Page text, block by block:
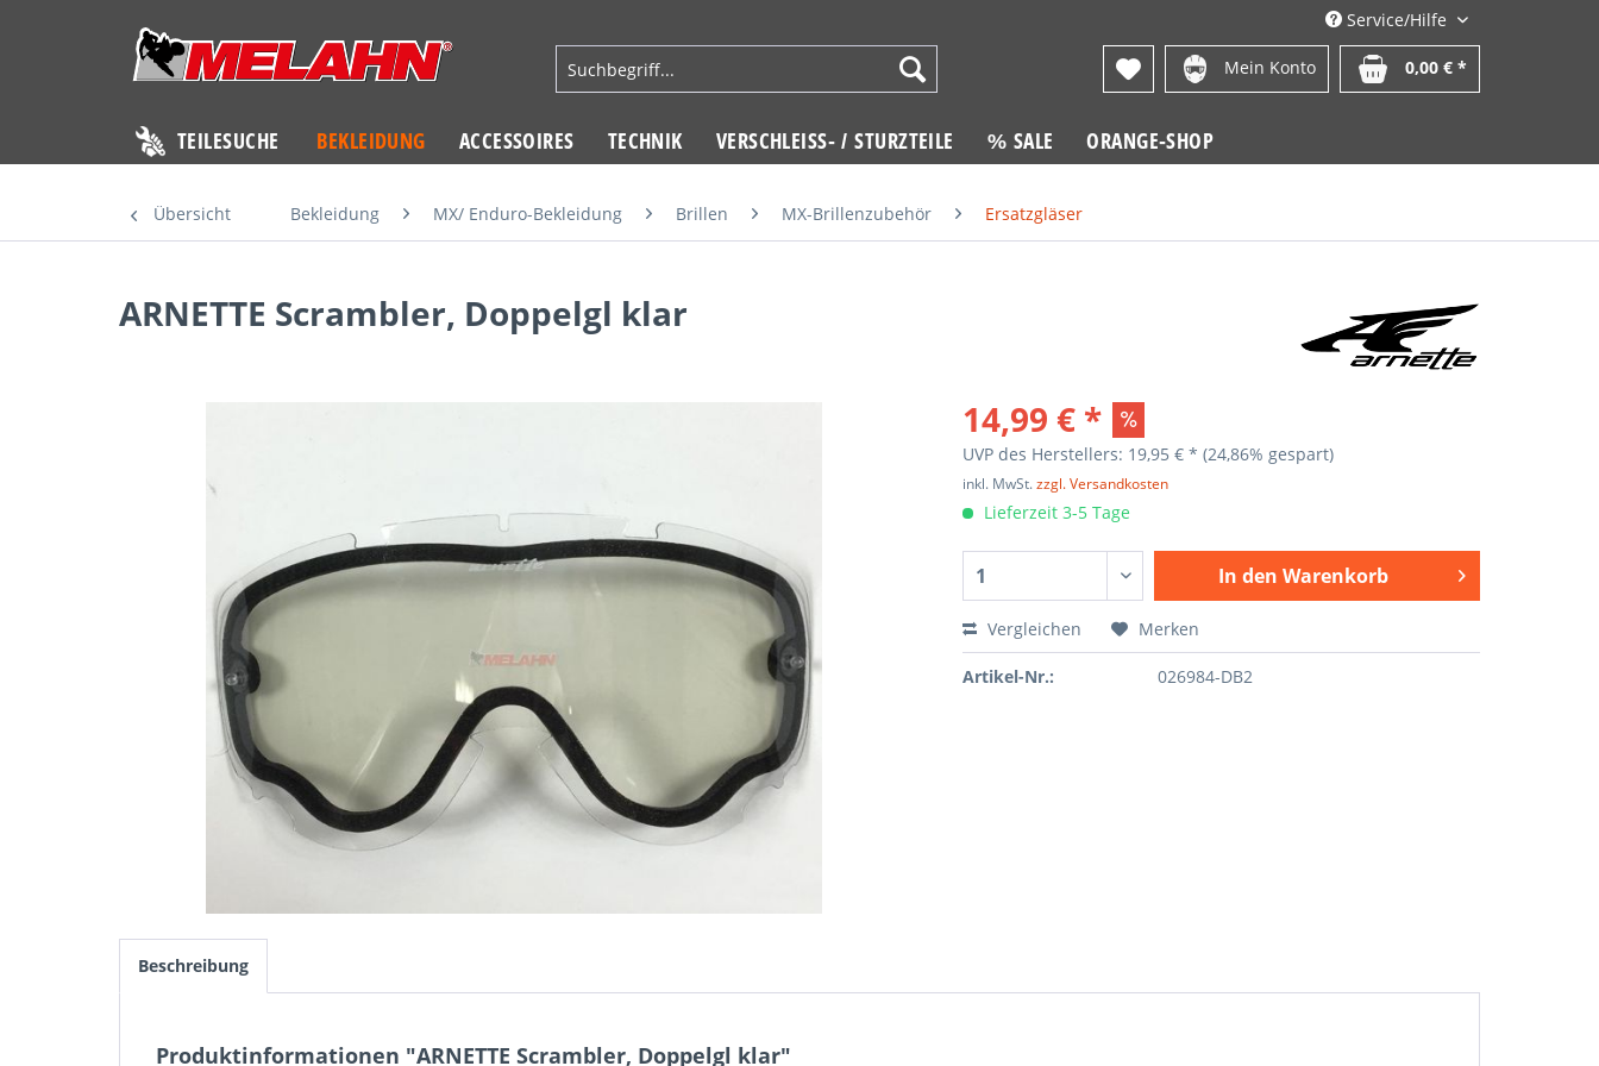
Service/Hilfe
Mein Konto 0,00 € *
TEILESUCHE BEKLEIDUNG ACCESSOIRES TECHNIK VERSCHLEISS- / STURZTEILE % SALE ORANGE-SHOP
Übersicht Bekleidung MX/ Enduro-Bekleidung Brillen MX-Brillenzubehör Ersatzgläser
ARNETTE Scrambler, Doppelgl klar
14,99 € *
UVP des Herstellers: 19,95 € *(24,86% gespart)
inkl. MwSt.zzgl. Versandkosten
Lieferzeit 3-5 Tage
In den Warenkorb
Vergleichen Merken
Artikel-Nr.: 026984-DB2
Beschreibung
Produktinformationen "ARNETTE Scrambler, Doppelgl klar"